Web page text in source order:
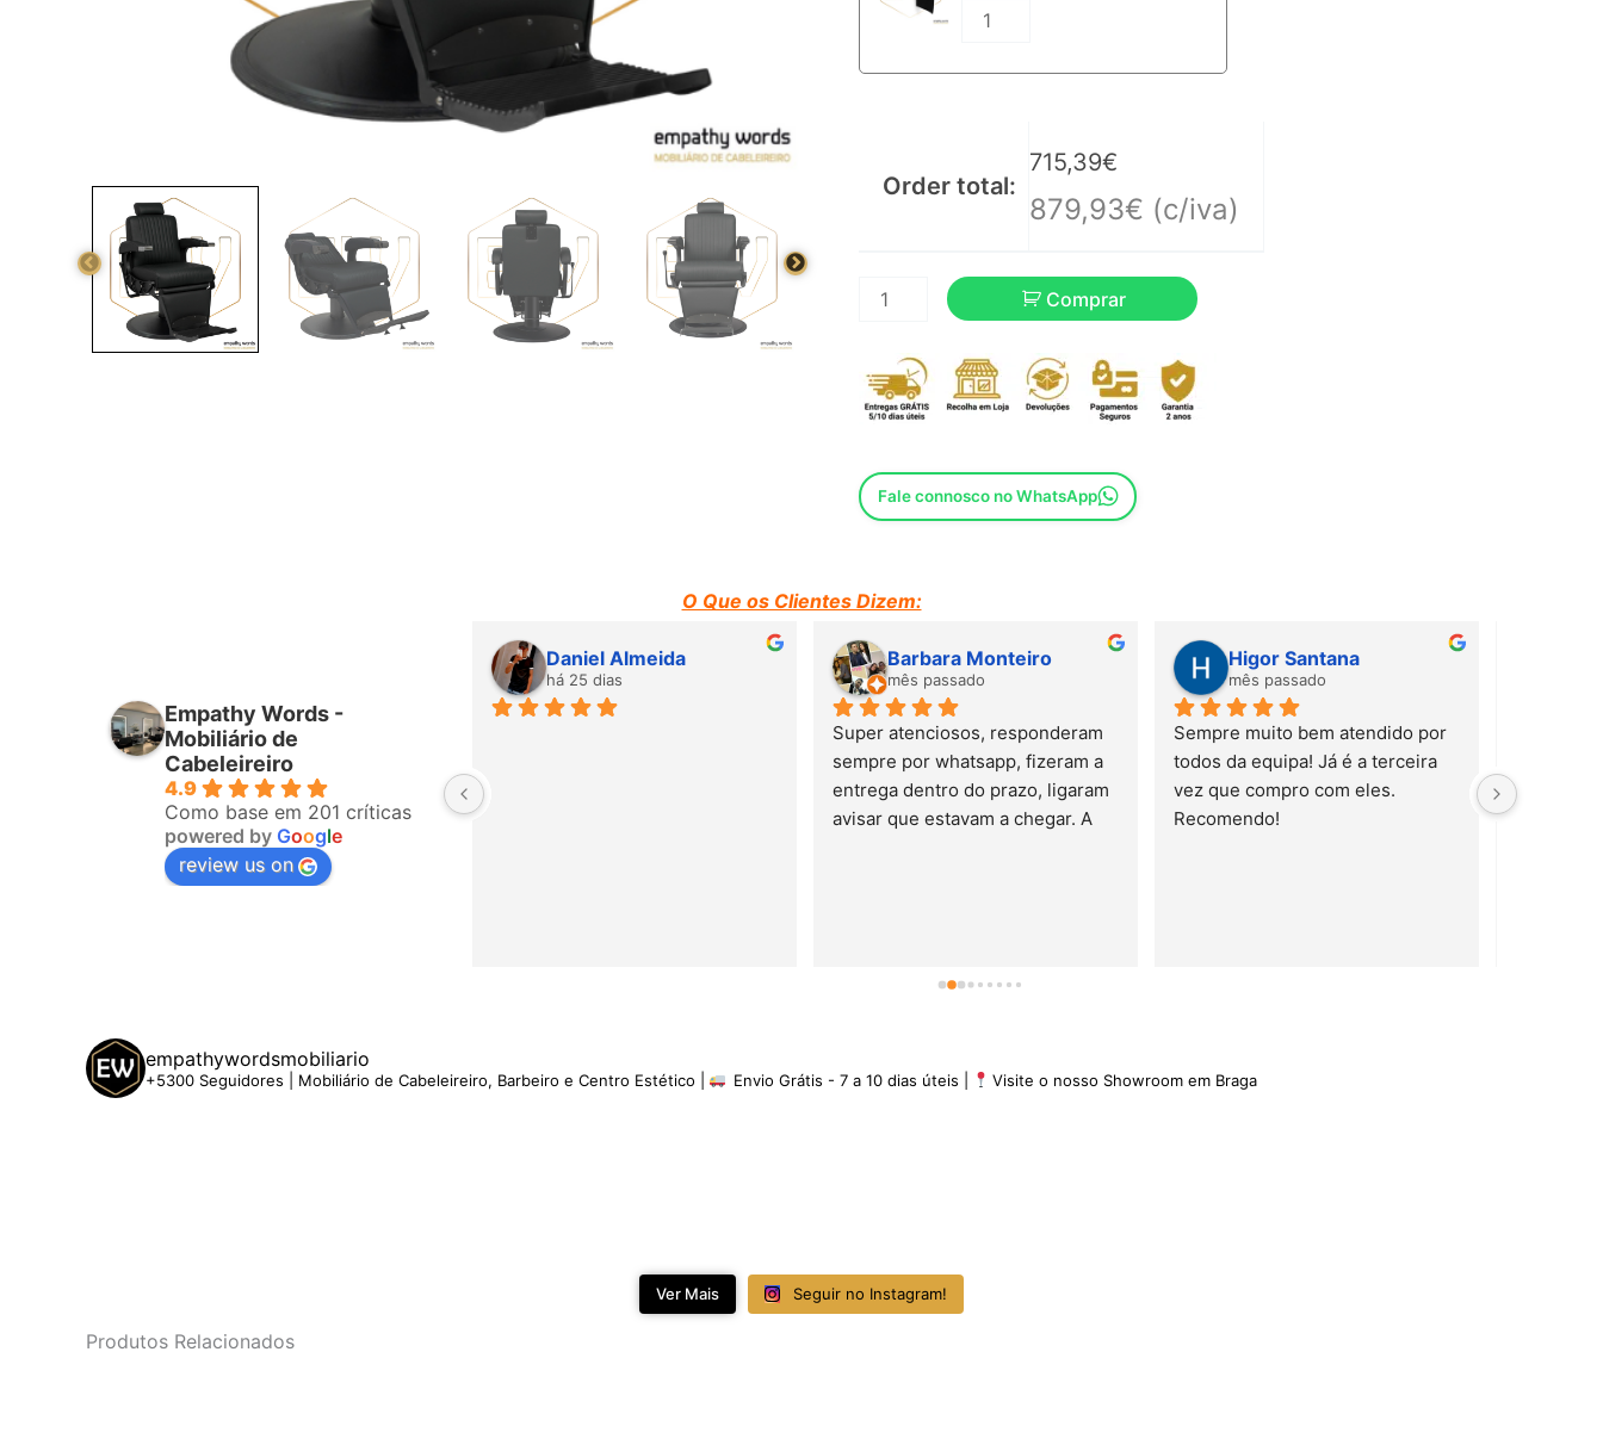
EWWK-
Order total:
715,39€
879,93€ (c/iva)
Comprar
Fale connosco no WhatsApp
O Que os Clientes Dizem:
Empathy Words -
Mobiliário de
Cabeleireiro
4.9
Como base em 201 críticas
powered by Google
review us on
Perfeito ♥️♥️♥️♥️
Daniel Almeida
há 25 dias
Barbara Monteiro
mês passado
Super atenciosos, responderam
sempre por whatsapp, fizeram a
entrega dentro do prazo, ligaram
avisar que estavam a chegar. A
Higor Santana
mês passado
Sempre muito bem atendido por
todos da equipa! Já é a terceira
vez que compro com eles.
Recomendo!
empathywordsmobiliario
+5300 Seguidores | Mobiliário de Cabeleireiro, Barbeiro e Centro Estético | Envio Grátis - 7 a 10 dias úteis | Visite o nosso Showroom em Braga
Ver Mais Seguir no Instagram!
Produtos Relacionados